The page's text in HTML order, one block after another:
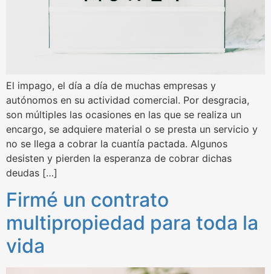
El impago, el día a día de muchas empresas y
autónomos en su actividad comercial. Por desgracia,
son múltiples las ocasiones en las que se realiza un
encargo, se adquiere material o se presta un servicio y
no se llega a cobrar la cuantía pactada. Algunos
desisten y pierden la esperanza de cobrar dichas
deudas […]
Firmé un contrato
multipropiedad para toda la
vida